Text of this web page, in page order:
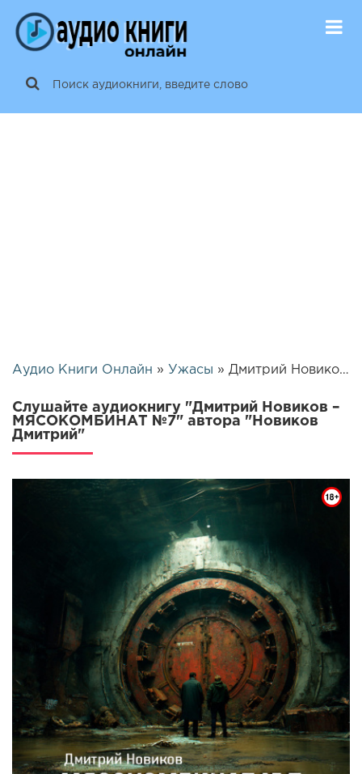
Аудио Книги Онлайн » Ужасы » Дмитрий Новиков – МЯСОКОМБИНАТ №7 | 25923
Слушайте аудиокнигу "Дмитрий Новиков –
МЯСОКОМБИНАТ №7" автора "Новиков
Дмитрий"